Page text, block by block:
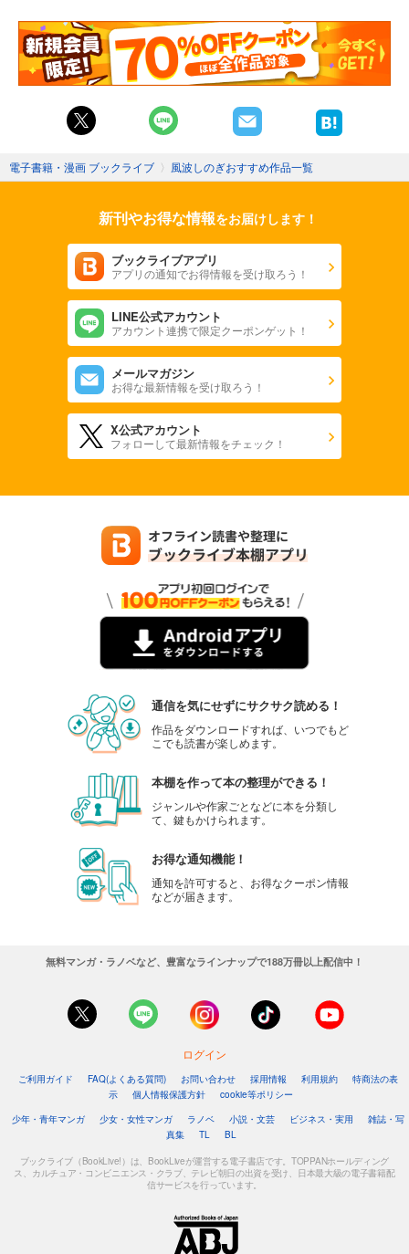
電子書籍・漫画 ブックライブ 〉 風波しのぎおすすめ作品一覧
新刊やお得な情報をお届けします！
ブックライブアプリ
アプリの通知でお得情報を受け取ろう！
LINE公式アカウント
アカウント連携で限定クーポンゲット！
メールマガジン
お得な最新情報を受け取ろう！
X公式アカウント
フォローして最新情報をチェック！
通信を気にせずにサクサク読める！
作品をダウンロードすれば、いつでもど
こでも読書が楽しめます。
本棚を作って本の整理ができる！
ジャンルや作家ごとなどに本を分類し
て、鍵もかけられます。
お得な通知機能！
通知を許可すると、お得なクーポン情報
などが届きます。
無料マンガ・ラノベなど、豊富なラインナップで188万冊以上配信中！
ログイン
ご利用ガイド FAQ(よくある質問) お問い合わせ 採用情報 利用規約
特商法の表
示
個人情報保護方針
cookie等ポリシー
少年・青年マンガ
少女・女性マンガ ラノベ 小説・文芸 ビジネス・実用
雑誌・写
真集
TL BL
ブックライブ（BookLive!）は、BookLiveが運営する電子書店です。TOPPANホールディング
ス、カルチュア・コンビニエンス・クラブ、テレビ朝日の出資を受け、日本最大級の電子書籍配
信サービスを行っています。